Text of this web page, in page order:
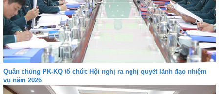
Quân chủng PK-KQ tổ chức Hội nghị ra nghị quyết lãnh đạo nhiệm
vụ năm 2026